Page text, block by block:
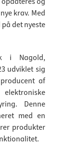
krav. Med
det nyeste
i Nagold,
udviklet sig
af
Denne
med en
produkter